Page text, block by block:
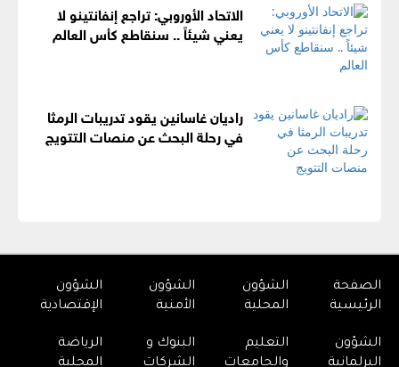
الاتحاد الأوروبي: تراجع إنفانتينو لا
يعني شيئاً .. سنقاطع كأس العالم
راديان غاسانين يقود تدريبات الرمثا
في رحلة البحث عن منصات التتويج
الصفحة
الرئيسية
الشؤون
المحلية
الشؤون
الأمنية
الشؤون
الإقتصادية
الشؤون
البرلمانية
التعليم
والجامعات
البنوك و
الشركات
الرياضة
المحلية